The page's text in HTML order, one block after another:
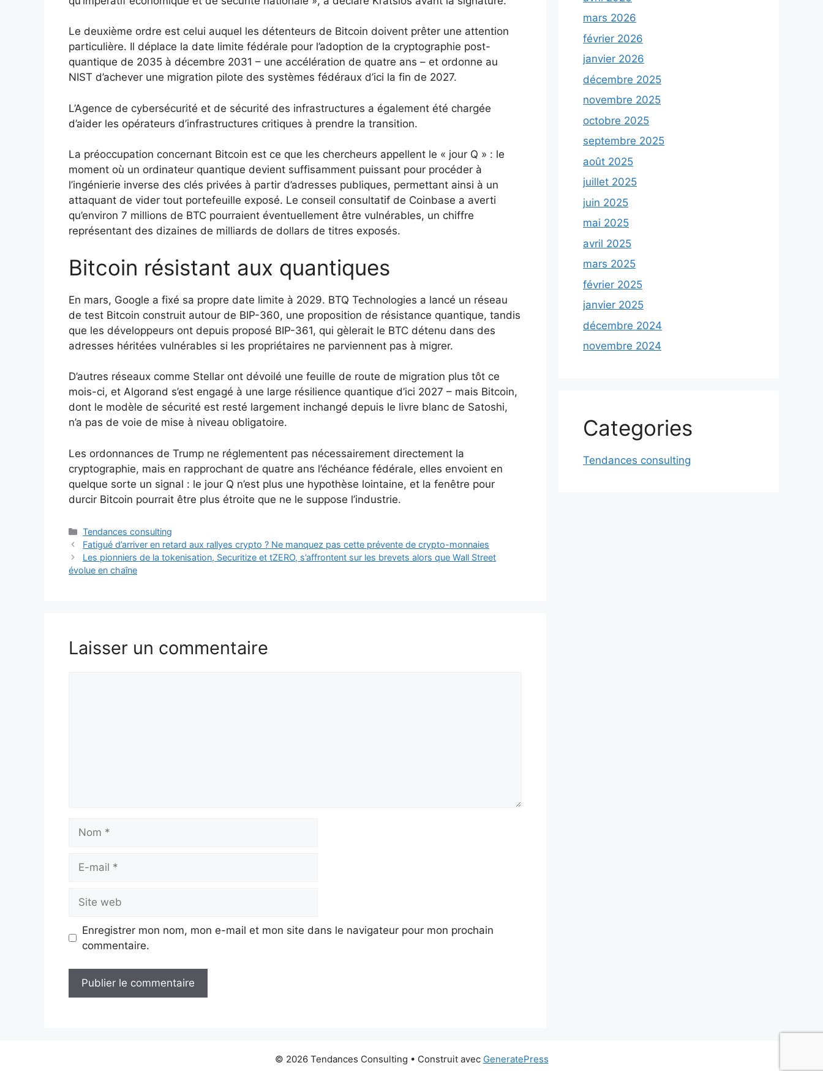
Le deuxième ordre est celui auquel les détenteurs de Bitcoin doivent prêter une attention
particulière. Il déplace la date limite fédérale pour l’adoption de la cryptographie post-
quantique de 2035 à décembre 2031 – une accélération de quatre ans – et ordonne au
NIST d’achever une migration pilote des systèmes fédéraux d’ici la fin de 2027.
L’Agence de cybersécurité et de sécurité des infrastructures a également été chargée
d’aider les opérateurs d’infrastructures critiques à prendre la transition.
La préoccupation concernant Bitcoin est ce que les chercheurs appellent le « jour Q » : le
moment où un ordinateur quantique devient suffisamment puissant pour procéder à
l’ingénierie inverse des clés privées à partir d’adresses publiques, permettant ainsi à un
attaquant de vider tout portefeuille exposé. Le conseil consultatif de Coinbase a averti
qu’environ 7 millions de BTC pourraient éventuellement être vulnérables, un chiffre
représentant des dizaines de milliards de dollars de titres exposés.
Bitcoin résistant aux quantiques
En mars, Google a fixé sa propre date limite à 2029. BTQ Technologies a lancé un réseau
de test Bitcoin construit autour de BIP-360, une proposition de résistance quantique, tandis
que les développeurs ont depuis proposé BIP-361, qui gèlerait le BTC détenu dans des
adresses héritées vulnérables si les propriétaires ne parviennent pas à migrer.
D’autres réseaux comme Stellar ont dévoilé une feuille de route de migration plus tôt ce
mois-ci, et Algorand s’est engagé à une large résilience quantique d’ici 2027 – mais Bitcoin,
dont le modèle de sécurité est resté largement inchangé depuis le livre blanc de Satoshi,
n’a pas de voie de mise à niveau obligatoire.
Les ordonnances de Trump ne réglementent pas nécessairement directement la
cryptographie, mais en rapprochant de quatre ans l’échéance fédérale, elles envoient en
quelque sorte un signal : le jour Q n’est plus une hypothèse lointaine, et la fenêtre pour
durcir Bitcoin pourrait être plus étroite que ne le suppose l’industrie.
Catégories
Tendances consulting
Fatigué d’arriver en retard aux rallyes crypto ? Ne manquez pas cette prévente de crypto-monnaies
Les pionniers de la tokenisation, Securitize et tZERO, s’affrontent sur les brevets alors que Wall Street
évolue en chaîne
Laisser un commentaire
mail
web
Enregistrer mon nom, mon e-mail et mon site dans le navigateur pour mon prochain
commentaire.
mars 2026
février 2026
janvier 2026
décembre 2025
novembre 2025
octobre 2025
septembre 2025
août 2025
juillet 2025
juin 2025
mai 2025
avril 2025
mars 2025
février 2025
janvier 2025
décembre 2024
novembre 2024
Categories
Tendances consulting
© 2026 Tendances Consulting • Construit avec GeneratePress